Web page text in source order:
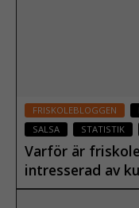
FRISKOLEBLOGGEN
SALSA
STATISTIK
Varför är
intresserad av
25 maj 2018